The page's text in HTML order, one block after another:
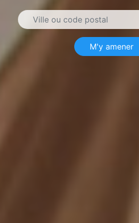
M'y amener